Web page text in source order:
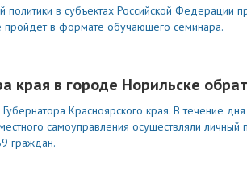
в субъектах Российской Федерации
пройдет в формате обучающего семинара.
края в городе Норильске
Красноярского края. В течение
самоуправления осуществляли
граждан.